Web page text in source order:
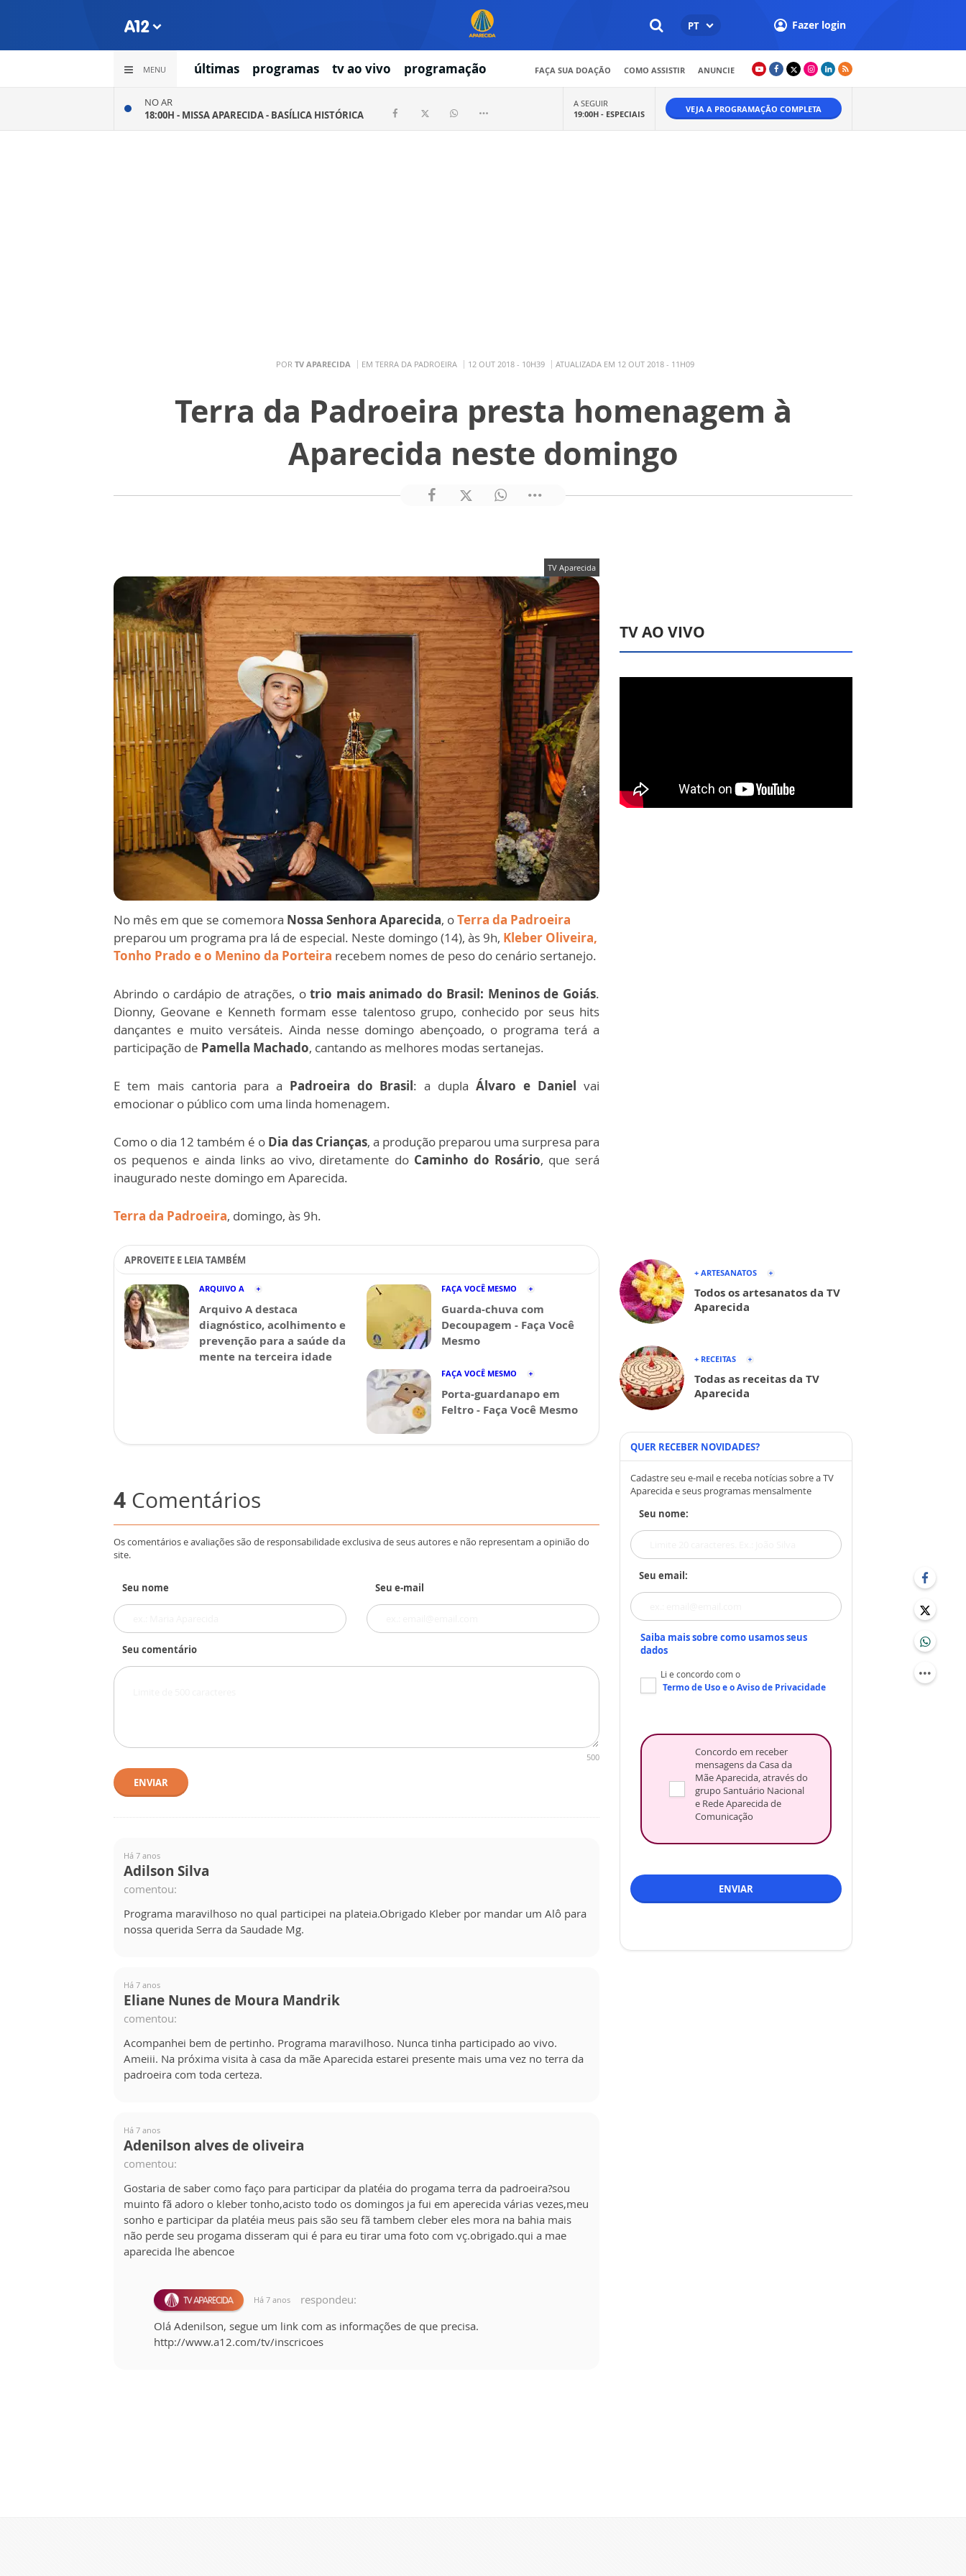
PT Fazer login
MENU últimas programas tv ao vivo programação FAÇA SUA DOAÇÃO COMO ASSISTIR ANUNCIE
NO AR
18:00H - MISSA APARECIDA - BASÍLICA HISTÓRICA
A SEGUIR
19:00H - ESPECIAIS VEJA A PROGRAMAÇÃO COMPLETA
POR TV APARECIDA EM TERRA DA PADROEIRA 12 OUT 2018 - 10H39 ATUALIZADA EM 12 OUT 2018 - 11H09
Terra da Padroeira presta homenagem à
Aparecida neste domingo
TV Aparecida
No mês em que se comemora Nossa Senhora Aparecida, oTerra da Padroeira
preparou um programa pra lá de especial. Neste domingo (14), às 9h, Kleber Oliveira,
Tonho Prado e o Menino da Porteira recebem nomes de peso do cenário sertanejo.
Abrindo o cardápio de atrações, otrio mais animado do Brasil: Meninos de Goiás.
Dionny, Geovane e Kenneth formam esse talentoso grupo, conhecido por seus hits
dançantes e muito versáteis. Ainda nesse domingo abençoado, o programa terá a
participação de Pamella Machado, cantando as melhores modas sertanejas.
E tem mais cantoria para a Padroeira do Brasil: a duplaÁlvaro e Daniel vai
emocionar o público com uma linda homenagem.
Como o dia 12 também é o Dia das Crianças, a produção preparou uma surpresa para
os pequenos e ainda links ao vivo, diretamente do Caminho do Rosário, que será
inaugurado neste domingo em Aparecida.
Terra da Padroeira, domingo, às 9h.
APROVEITE E LEIA TAMBÉM
ARQUIVO A
Arquivo A destaca
diagnóstico, acolhimento e
prevenção para a saúde da
mente na terceira idade
FAÇA VOCÊ MESMO
Guarda-chuva com
Decoupagem - Faça Você
Mesmo
FAÇA VOCÊ MESMO
Porta-guardanapo em
Feltro - Faça Você Mesmo
4 Comentários
Os comentários e avaliações são de responsabilidade exclusiva de seus autores e não representam a opinião do
site.
Seu nome Seu e-mail
Seu comentário
500
ENVIAR
Há 7 anos
Adilson Silva
comentou:
Programa maravilhoso no qual participei na plateia.Obrigado Kleber por mandar um Alô para
nossa querida Serra da Saudade Mg.
Há 7 anos
Eliane Nunes de Moura Mandrik
comentou:
Acompanhei bem de pertinho. Programa maravilhoso. Nunca tinha participado ao vivo.
Ameiii. Na próxima visita à casa da mãe Aparecida estarei presente mais uma vez no terra da
padroeira com toda certeza.
Há 7 anos
Adenilson alves de oliveira
comentou:
Gostaria de saber como faço para participar da platéia do progama terra da padroeira?sou
muinto fã adoro o kleber tonho,acisto todo os domingos ja fui em aperecida várias vezes,meu
sonho e participar da platéia meus pais são seu fã tambem cleber eles mora na bahia mais
não perde seu progama disseram qui é para eu tirar uma foto com vç.obrigado.qui a mae
aparecida lhe abencoe
Há 7 anos
respondeu:
Olá Adenilson, segue um link com as informações de que precisa.
http://www.a12.com/tv/inscricoes
TV AO VIVO
+ ARTESANATOS
Todos os artesanatos da TV
Aparecida
+ RECEITAS
Todas as receitas da TV
Aparecida
QUER RECEBER NOVIDADES?
Cadastre seu e-mail e receba notícias sobre a TV
Aparecida e seus programas mensalmente
Seu nome:
Seu email:
Saiba mais sobre como usamos seus
dados
Li e concordo com o
Termo de Usoe oAviso de Privacidade
Concordo em receber
mensagens da Casa da
Mãe Aparecida, através do
grupo Santuário Nacional
e Rede Aparecida de
Comunicação
ENVIAR